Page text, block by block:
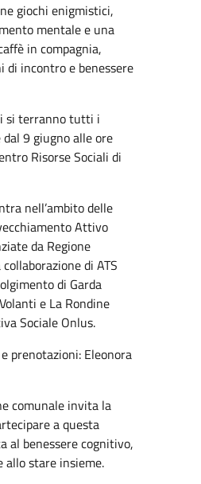
giochi enigmistici,
mentale e una
in compagnia,
di incontro e benessere
si terranno tutti i
9 giugno alle ore
Risorse Sociali di
nell’ambito delle
Attivo
da Regione
di ATS
di Garda
e La Rondine
Sociale Onlus.
prenotazioni: Eleonora
comunale invita la
a questa
al benessere cognitivo,
stare insieme.